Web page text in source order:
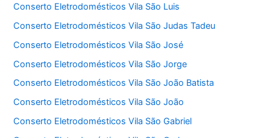
Conserto Eletrodomésticos Vila São Luis
Conserto Eletrodomésticos Vila São Judas Tadeu
Conserto Eletrodomésticos Vila São José
Conserto Eletrodomésticos Vila São Jorge
Conserto Eletrodomésticos Vila São João Batista
Conserto Eletrodomésticos Vila São João
Conserto Eletrodomésticos Vila São Gabriel